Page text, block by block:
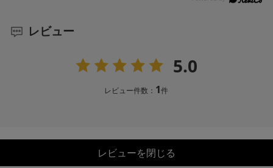
レビュー
5.0
レビュー件数： 1件
レビューを閉じる